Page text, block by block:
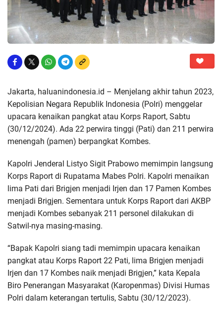
Jakarta, haluanindonesia.id – Menjelang akhir tahun 2023,
Kepolisian Negara Republik Indonesia (Polri) menggelar
upacara kenaikan pangkat atau Korps Raport, Sabtu
(30/12/2024). Ada 22 perwira tinggi (Pati) dan 211 perwira
menengah (pamen) berpangkat Kombes.
Kapolri Jenderal Listyo Sigit Prabowo memimpin langsung
Korps Raport di Rupatama Mabes Polri. Kapolri menaikan
lima Pati dari Brigjen menjadi Irjen dan 17 Pamen Kombes
menjadi Brigjen. Sementara untuk Korps Raport dari AKBP
menjadi Kombes sebanyak 211 personel dilakukan di
Satwil-nya masing-masing.
“Bapak Kapolri siang tadi memimpin upacara kenaikan
pangkat atau Korps Raport 22 Pati, lima Brigjen menjadi
Irjen dan 17 Kombes naik menjadi Brigjen,” kata Kepala
Biro Penerangan Masyarakat (Karopenmas) Divisi Humas
Polri dalam keterangan tertulis, Sabtu (30/12/2023).